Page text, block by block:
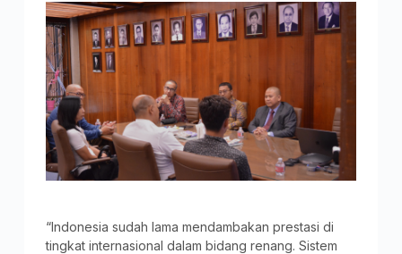
“Indonesia sudah lama mendambakan prestasi di
tingkat internasional dalam bidang renang. Sistem